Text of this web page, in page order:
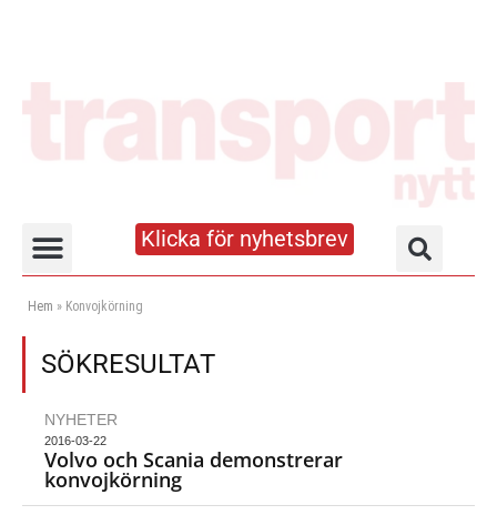
Klicka för nyhetsbrev
Hem » Konvojkörning
SÖKRESULTAT
NYHETER
2016-03-22
Volvo och Scania demonstrerar
konvojkörning